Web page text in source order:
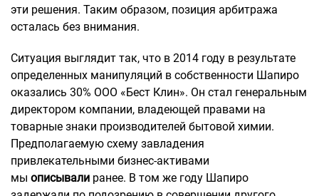
эти решения. Таким образом, позиция арбитража
осталась без внимания.
Ситуация выглядит так, что в 2014 году в результате
определенных манипуляций в собственности Шапиро
оказались 30% ООО «Бест Клин». Он стал генеральным
директором компании, владеющей правами на
товарные знаки производителей бытовой химии.
Предполагаемую схему завладения
привлекательными бизнес-активами
мы описывали ранее. В том же году Шапиро